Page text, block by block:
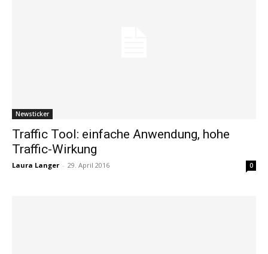
Newsticker
Traffic Tool: einfache Anwendung, hohe
Traffic-Wirkung
Laura Langer - 29. April 2016 0